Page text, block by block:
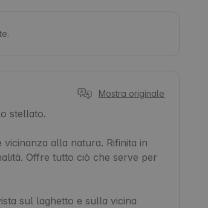
Mostra originale
stellato.
alla natura. Rifinita in
Offre tutto ciò che serve per
sul laghetto e sulla vicina